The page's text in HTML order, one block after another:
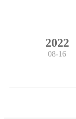
2022
08-16